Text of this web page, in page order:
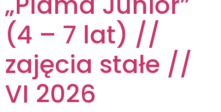
(4 – 7 lat) //
zajęcia stałe //
VI 2026